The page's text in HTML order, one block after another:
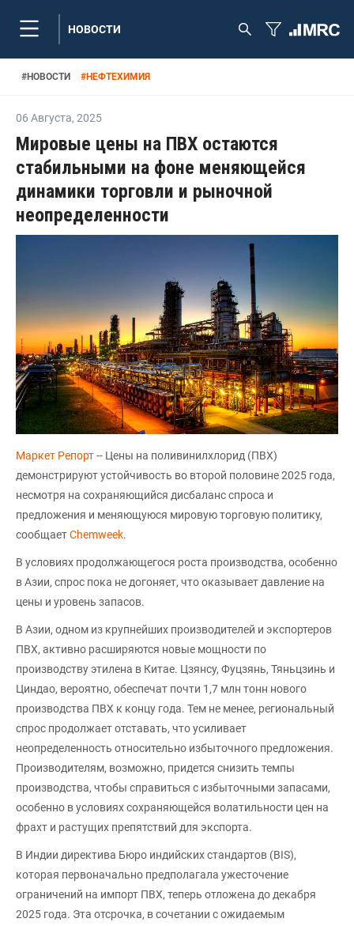
НОВОСТИ
#НОВОСТИ #НЕФТЕХИМИЯ
06 Августа, 2025
Мировые цены на ПВХ остаются
стабильными на фоне меняющейся
динамики торговли и рыночной
неопределенности
Маркет Репорт-- Цены на поливинилхлорид (ПВХ)
демонстрируют устойчивость во второй половине 2025 года,
несмотря на сохраняющийся дисбаланс спроса и
предложения и меняющуюся мировую торговую политику,
сообщаетChemweek.
В условиях продолжающегося роста производства, особенно
в Азии, спрос пока не догоняет, что оказывает давление на
цены и уровень запасов.
В Азии, одном из крупнейших производителей и экспортеров
ПВХ, активно расширяются новые мощности по
производству этилена в Китае. Цзянсу, Фуцзянь, Тяньцзинь и
Циндао, вероятно, обеспечат почти 1,7 млн тонн нового
производства ПВХ к концу года. Тем не менее, региональный
спрос продолжает отставать, что усиливает
неопределенность относительно избыточного предложения.
Производителям, возможно, придется снизить темпы
производства, чтобы справиться с избыточными запасами,
особенно в условиях сохраняющейся волатильности цен на
фрахт и растущих препятствий для экспорта.
В Индии директива Бюро индийских стандартов (BIS),
которая первоначально предполагала ужесточение
ограничений на импорт ПВХ, теперь отложена до декабря
2025 года. Эта отсрочка, в сочетании с ожидаемым